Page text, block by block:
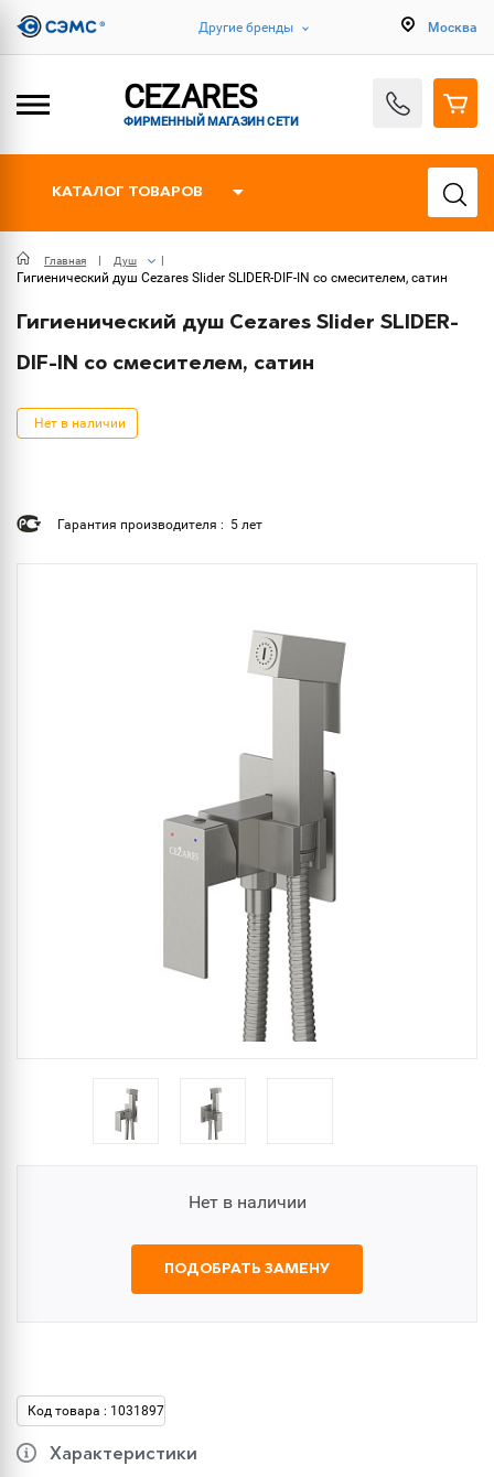
Другие бренды Москва
CEZARES
ФИРМЕННЫЙ МАГАЗИН СЕТИ
КАТАЛОГ ТОВАРОВ
Главная Душ
Гигиенический душ Cezares Slider SLIDER-DIF-IN со смесителем, сатин
Гигиенический душ Cezares Slider SLIDER-
DIF-IN со смесителем, сатин
Нет в наличии
Гарантия производителя : 5 лет
Нет в наличии
ПОДОБРАТЬ ЗАМЕНУ
Код товара : 1031897
Характеристики